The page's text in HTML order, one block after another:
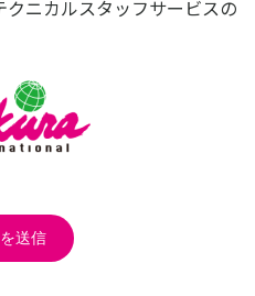
ニカルスタッフサービスの
送信